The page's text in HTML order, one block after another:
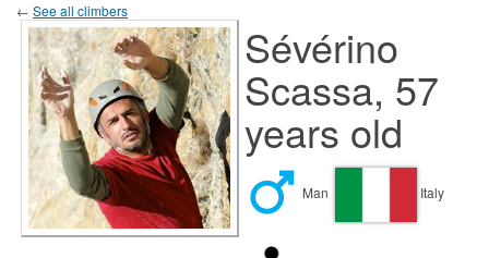
← See all climbers
Sévérino
Scassa, 57
years old
Man Italy